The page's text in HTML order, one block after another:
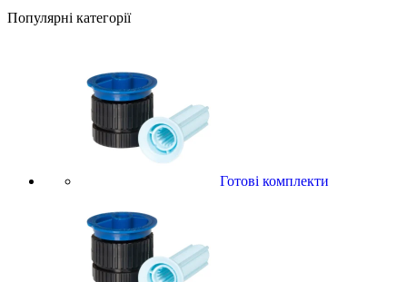
Популярні категорії
Готові комплекти